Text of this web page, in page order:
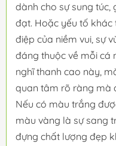
dành cho sự sung túc,
đạt. Hoặc yếu tố
điệp của niềm vui, sự
đáng thuộc về mỗi cá
nghĩ thanh cao này,
quan tâm rõ ràng mà
Nếu có màu trắng
màu vàng là sự sang
đựng chất lượng đẹp